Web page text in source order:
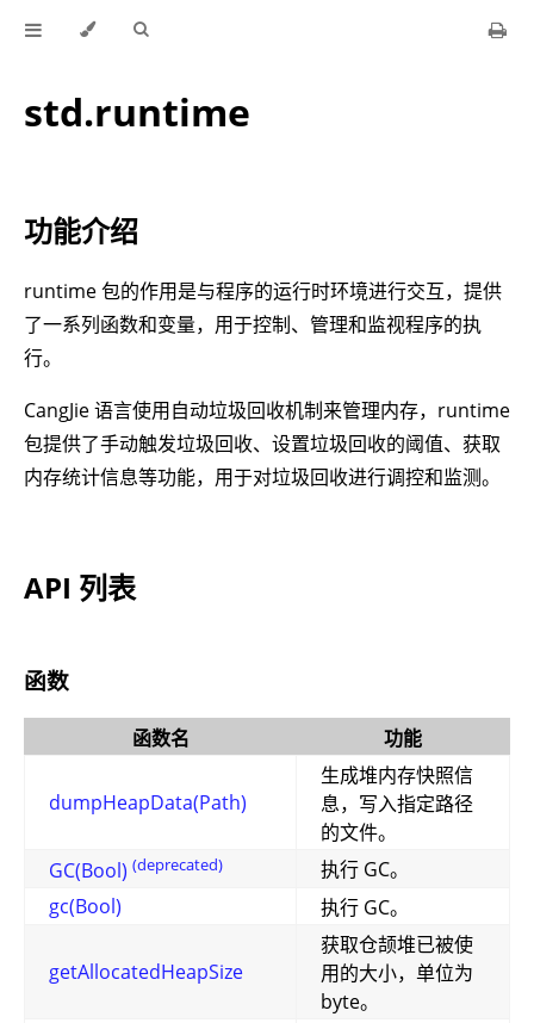
std.runtime
功能介绍
runtime 包的作用是与程序的运行时环境进行交互，提供
了一系列函数和变量，用于控制、管理和监视程序的执
行。
CangJie 语言使用自动垃圾回收机制来管理内存，runtime
包提供了手动触发垃圾回收、设置垃圾回收的阈值、获取
内存统计信息等功能，用于对垃圾回收进行调控和监测。
API 列表
函数
函数名 功能
dumpHeapData(Path)
生成堆内存快照信
息，写入指定路径
的文件。
GC(Bool) (deprecated)
执行 GC。
gc(Bool)
执行 GC。
getAllocatedHeapSize
获取仓颉堆已被使
用的大小，单位为
byte。